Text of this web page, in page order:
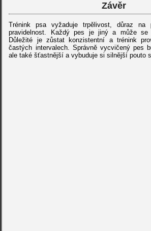
Závěr
Trénink psa vyžaduje trpělivost, důraz na
pravidelnost. Každý pes je jiný a může se
Důležité je zůstat konzistentní a trénink
častých intervalech. Správně vycvičený pes
ale také šťastnější a vybuduje si silnější pouto